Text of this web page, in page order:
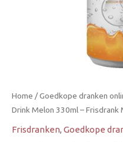
Home /Goedkope dranken
Drink Melon 330ml – Frisdrank
Frisdranken, Goedkope